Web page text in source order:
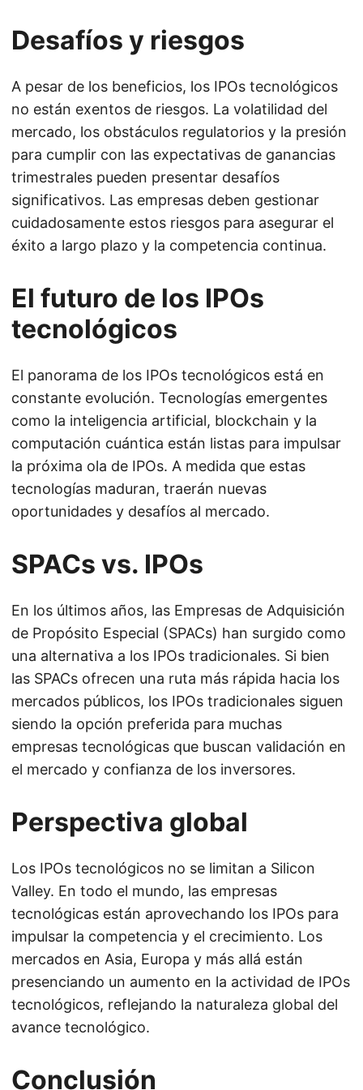
Desafíos y riesgos
A pesar de los beneficios, los IPOs tecnológicos
no están exentos de riesgos. La volatilidad del
mercado, los obstáculos regulatorios y la presión
para cumplir con las expectativas de ganancias
trimestrales pueden presentar desafíos
significativos. Las empresas deben gestionar
cuidadosamente estos riesgos para asegurar el
éxito a largo plazo y la competencia continua.
El futuro de los IPOs
tecnológicos
El panorama de los IPOs tecnológicos está en
constante evolución. Tecnologías emergentes
como la inteligencia artificial, blockchain y la
computación cuántica están listas para impulsar
la próxima ola de IPOs. A medida que estas
tecnologías maduran, traerán nuevas
oportunidades y desafíos al mercado.
SPACs vs. IPOs
En los últimos años, las Empresas de Adquisición
de Propósito Especial (SPACs) han surgido como
una alternativa a los IPOs tradicionales. Si bien
las SPACs ofrecen una ruta más rápida hacia los
mercados públicos, los IPOs tradicionales siguen
siendo la opción preferida para muchas
empresas tecnológicas que buscan validación en
el mercado y confianza de los inversores.
Perspectiva global
Los IPOs tecnológicos no se limitan a Silicon
Valley. En todo el mundo, las empresas
tecnológicas están aprovechando los IPOs para
impulsar la competencia y el crecimiento. Los
mercados en Asia, Europa y más allá están
presenciando un aumento en la actividad de IPOs
tecnológicos, reflejando la naturaleza global del
avance tecnológico.
Conclusión